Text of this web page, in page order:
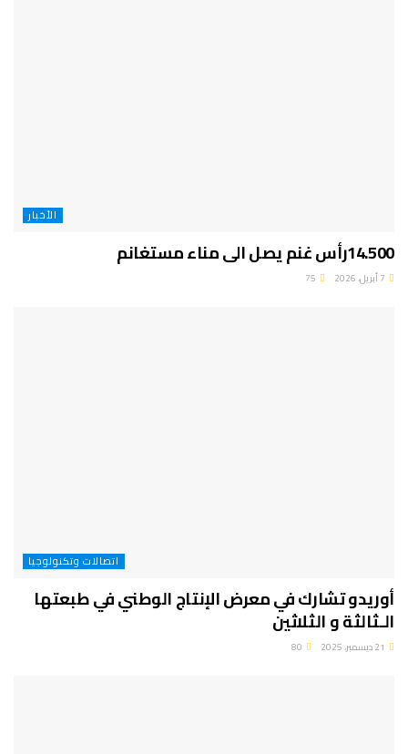
الأخبار
14.500رأس غنم يصل الى مناء مستغانم
اتصالات وتكنولوجيا
أوريدو تشارك في معرض الإنتاج الوطني في طبعتها
الـثالثة و الثلاثين